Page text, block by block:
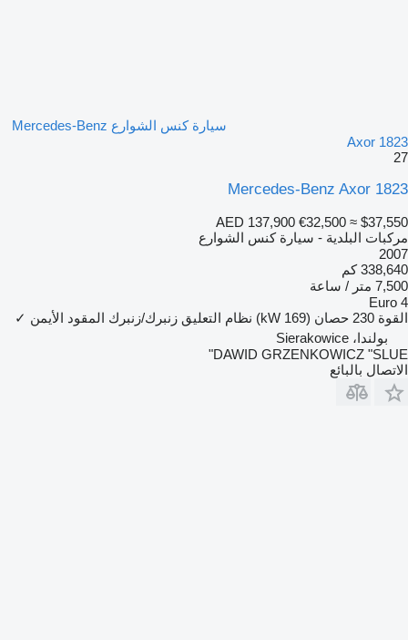
سيارة كنس الشوارع Mercedes-Benz
Axor 1823
27
Mercedes-Benz Axor 1823
AED 137,900 €32,500 ≈ $37,550
مركبات البلدية - سيارة كنس الشوارع
2007
338,640 كم
7,500 متر / ساعة
Euro 4
القوة 230 حصان (169 kW) نظام التعليق زنبرك/زنبرك المقود الأيمن ✓
بولندا، Sierakowice
DAWID GRZENKOWICZ "SLUE"
الاتصال بالبائع